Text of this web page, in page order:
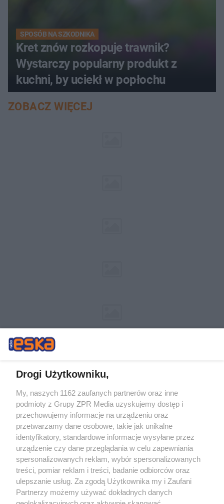
SPOSÓB NA SZKODNIKA
Kret znów rozkopuje trawnik?
Wystarczy popularny produkt z
kuchni, by uciekł w popłochu
ZOBACZ WIĘCEJ
Żaden utwór zamieszczony w serwisie nie może być powielany i
rozpowszechniany lub dalej rozpowszechniany w jakikolwiek sposób (w
tym także elektroniczny lub mechaniczny) na jakimkolwiek polu
eksploatacji w jakiejkolwiek formie, włącznie z umieszczaniem w
Internecie bez pisemnej zgody właściciela praw. Jakiekolwiek użycie lub
wykorzystanie utworów w całości lub w części z naruszeniem prawa,
tzn. bez właściwej zgody, jest zabronione pod groźbą kary i może być
ścigane prawnie.
Drogi Użytkowniku,
My, naszych 1162 zaufanych partnerów oraz inne
podmioty z Grupy ZPR Media uzyskujemy dostęp i
przechowujemy informacje na urządzeniu oraz
przetwarzamy dane osobowe, takie jak unikalne
identyfikatory, standardowe informacje wysyłane przez
urządzenie czy dane przeglądania w celu zapewniania
spersonalizowanych reklam, wybór spersonalizowanych
treści, pomiar reklam i treści, badanie odbiorców oraz
ulepszanie usług. Za zgodą Użytkownika my i Zaufani
Partnerzy możemy używać dokładnych danych